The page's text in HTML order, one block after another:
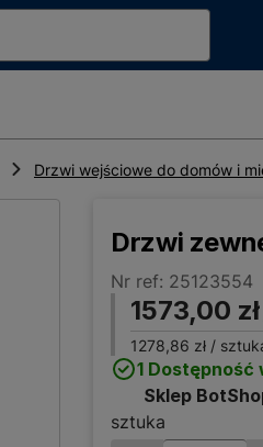
Drzwi wejściowe do domów i
Drzwi
Nr ref: 25123554
1573,00 zł
1278,86 zł /
1 Dostępność
Sklep
sztuka